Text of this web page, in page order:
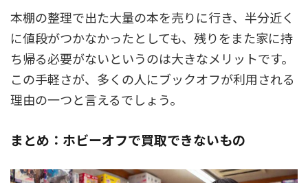
本棚の整理で出た大量の本を売りに行き、半分近く
に値段がつかなかったとしても、残りをまた家に持
ち帰る必要がないというのは大きなメリットです。
この手軽さが、多くの人にブックオフが利用される
理由の一つと言えるでしょう。
まとめ：ホビーオフで買取できないもの